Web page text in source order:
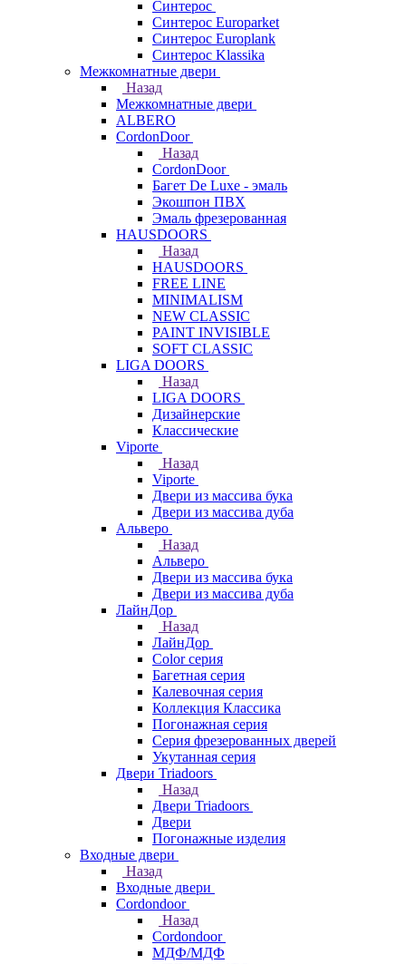
Синтерос
Синтерос Europarket
Синтерос Europlank
Синтерос Klassika
Межкомнатные двери
Назад
Межкомнатные двери
ALBERO
CordonDoor
Назад
CordonDoor
Багет De Luxe - эмаль
Экошпон ПВХ
Эмаль фрезерованная
HAUSDOORS
Назад
HAUSDOORS
FREE LINE
MINIMALISM
NEW CLASSIC
PAINT INVISIBLE
SOFT CLASSIC
LIGA DOORS
Назад
LIGA DOORS
Дизайнерские
Классические
Viporte
Назад
Viporte
Двери из массива бука
Двери из массива дуба
Альверо
Назад
Альверо
Двери из массива бука
Двери из массива дуба
ЛайнДор
Назад
ЛайнДор
Color серия
Багетная серия
Калевочная серия
Коллекция Классика
Погонажная серия
Серия фрезерованных дверей
Укутанная серия
Двери Triadoors
Назад
Двери Triadoors
Двери
Погонажные изделия
Входные двери
Назад
Входные двери
Cordondoor
Назад
Cordondoor
МДФ/МДФ